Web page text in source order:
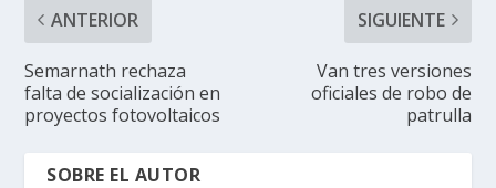
ANTERIOR
Semarnath rechaza
falta de socialización en
proyectos fotovoltaicos
SIGUIENTE
Van tres versiones
oficiales de robo de
patrulla
SOBRE EL AUTOR